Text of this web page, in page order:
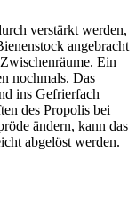
verstärkt werden,
angebracht
Ein
nochmals. Das
ins Gefrierfach
des Propolis bei
ändern, kann das
abgelöst werden.